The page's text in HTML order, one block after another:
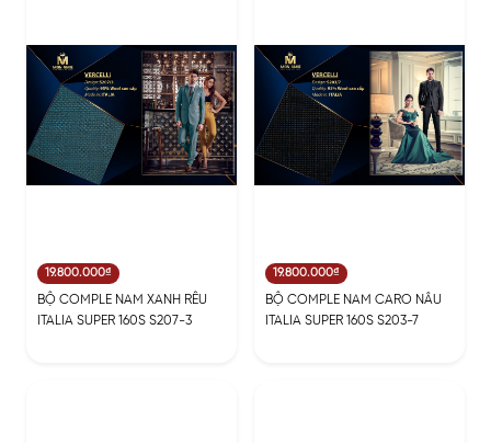
19.800.000₫
BỘ COMPLE NAM XANH RÊU
ITALIA SUPER 160S S207-3
19.800.000₫
BỘ COMPLE NAM CARO NÂU
ITALIA SUPER 160S S203-7